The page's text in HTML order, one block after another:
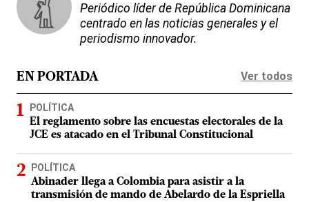
Periódico líder de República Dominicana
centrado en las noticias generales y el
periodismo innovador.
EN PORTADA Ver todos
POLÍTICA
El reglamento sobre las encuestas electorales de la
JCE es atacado en el Tribunal Constitucional
POLÍTICA
Abinader llega a Colombia para asistir a la
transmisión de mando de Abelardo de la Espriella